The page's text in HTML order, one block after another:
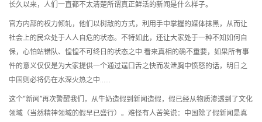
长久以来，人们一直都不太清楚所谓真正鲜活的新闻是什么样子。
官方内部的权力倾轧，他们以树敌的方式，利用手中掌握的媒体抹黑，从而让
社会上的民众处于人人自危的状态。不特如此，还让大家处于一种不知如何自
保，心怕站错队、惶惶不可终日的状态之中.看来真相的确不重要，如果所有事
件的意义仅仅是为大家提供一个通过逞口舌之快而发泄胸中愤怒的话，明日之
中国则必将仍在水深火热之中……
这个“新闻”再次警醒我们，从牛奶造假到新闻造假，假已经从物质渗透到了文化
领域（当然精神领域的假早已盛行）。难怪有人苦笑说：中国除了假新闻是真